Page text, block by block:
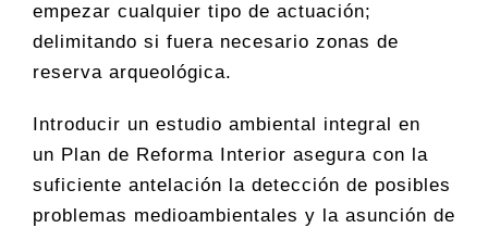
empezar cualquier tipo de actuación;
delimitando si fuera necesario zonas de
reserva arqueológica.
Introducir un estudio ambiental integral en
un Plan de Reforma Interior asegura con la
suficiente antelación la detección de posibles
problemas medioambientales y la asunción de